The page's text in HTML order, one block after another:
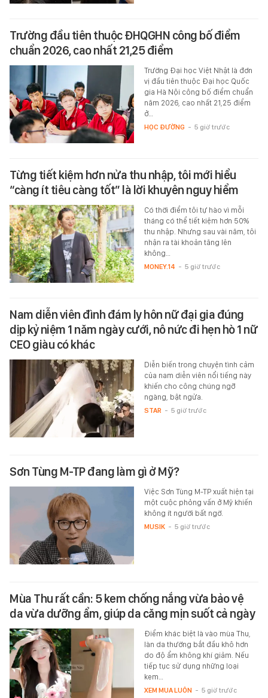
Trường đầu tiên thuộc ĐHQGHN công bố điểm
chuẩn 2026, cao nhất 21,25 điểm
Trường Đại học Việt Nhật là đơn
vị đầu tiên thuộc Đại học Quốc
gia Hà Nội công bố điểm chuẩn
năm 2026, cao nhất 21,25 điểm
ở…
HỌC ĐƯỜNG - 5 giờ trước
Từng tiết kiệm hơn nửa thu nhập, tôi mới hiểu
“càng ít tiêu càng tốt” là lời khuyên nguy hiểm
Có thời điểm tôi tự hào vì mỗi
tháng có thể tiết kiệm hơn 50%
thu nhập. Nhưng sau vài năm, tôi
nhận ra tài khoản tăng lên
không…
MONEY.14 - 5 giờ trước
Nam diễn viên đình đám ly hôn nữ đại gia đúng
dịp kỷ niệm 1 năm ngày cưới, nô nức đi hẹn hò 1 nữ
CEO giàu có khác
Diễn biến trong chuyện tình cảm
của nam diễn viên nổi tiếng này
khiến cho công chúng ngỡ
ngàng, bật ngửa.
STAR - 5 giờ trước
Sơn Tùng M-TP đang làm gì ở Mỹ?
Việc Sơn Tùng M-TP xuất hiện tại
một cuộc phỏng vấn ở Mỹ khiến
không ít người bất ngờ.
MUSIK - 5 giờ trước
Mùa Thu rất cần: 5 kem chống nắng vừa bảo vệ
da vừa dưỡng ẩm, giúp da căng mịn suốt cả ngày
Điểm khác biệt là vào mùa Thu,
làn da thường bắt đầu khô hơn
do độ ẩm không khí giảm. Nếu
tiếp tục sử dụng những loại
kem…
XEM MUA LUÔN - 5 giờ trước